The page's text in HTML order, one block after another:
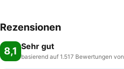
Rezensionen
8,1 Sehr gut
basierend auf 1.517 Bewertungen von